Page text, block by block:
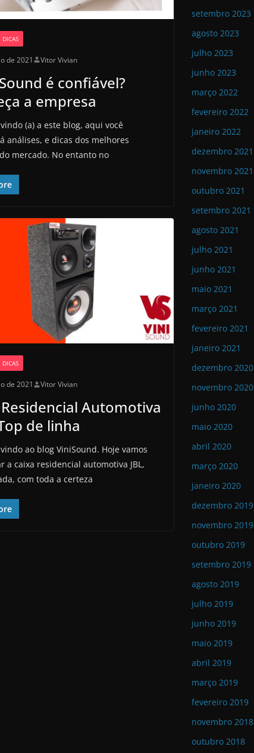
DICAS
de 2021 Vitor Vivian
é confiável?
a empresa
(a) a este blog, aqui você
análises, e dicas dos melhores
mercado. No entanto no
DICAS
de 2021 Vitor Vivian
Automotiva
de linha
ao blog ViniSound. Hoje vamos
a caixa residencial automotiva JBL,
com toda a certeza
setembro 2023
agosto 2023
julho 2023
junho 2023
março 2022
fevereiro 2022
janeiro 2022
dezembro 2021
novembro 2021
outubro 2021
setembro 2021
agosto 2021
julho 2021
junho 2021
maio 2021
março 2021
fevereiro 2021
janeiro 2021
dezembro 2020
novembro 2020
junho 2020
maio 2020
abril 2020
março 2020
janeiro 2020
dezembro 2019
novembro 2019
outubro 2019
setembro 2019
agosto 2019
julho 2019
junho 2019
maio 2019
abril 2019
março 2019
fevereiro 2019
novembro 2018
outubro 2018